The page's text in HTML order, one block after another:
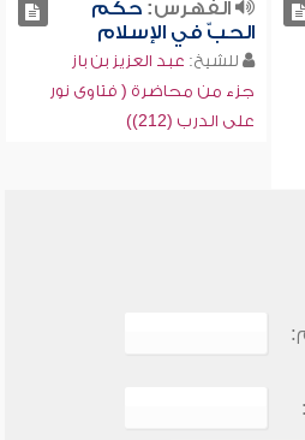
الفهرس:حكم
الحبّ في الإسلام
للشيخ: عبد العزيز بن باز
جزء من محاضرة ( فتاوى نور
على الدرب (212))